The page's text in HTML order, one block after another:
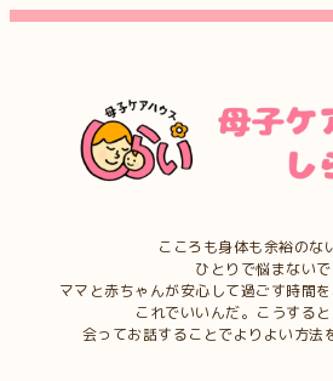
こころも身体も余裕のな
ひとりで悩まないで
ママと赤ちゃんが安心して過ごす時間を
これでいいんだ。こうすると
会ってお話することでよりよい方法